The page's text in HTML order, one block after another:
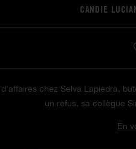
CANDIE
chez Selva Lapiedra,
un refus, sa collègue
En